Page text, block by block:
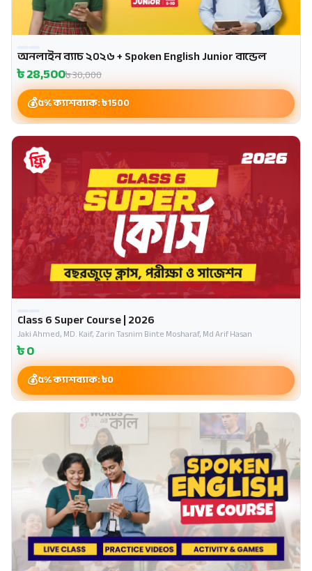
অনলাইন ব্যাচ ২০২৬ + Spoken English Junior বান্ডেল
৳28,500৳30,000
৫% ক্যাশব্যাক: ৳1500
Class 6 Super Course | 2026
Jaki Ahmed, MD. Kaif, Zarin Tasnim Binte Mosharaf, Md Arif Hasan
৳0
৫% ক্যাশব্যাক: ৳0